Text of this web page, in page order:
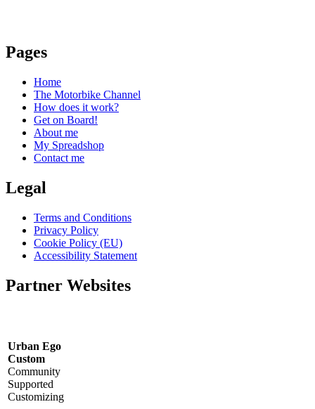
Pages
Home
The Motorbike Channel
How does it work?
Get on Board!
About me
My Spreadshop
Contact me
Legal
Terms and Conditions
Privacy Policy
Cookie Policy (EU)
Accessibility Statement
Partner Websites
Urban Ego
Custom
Community
Supported
Customizing